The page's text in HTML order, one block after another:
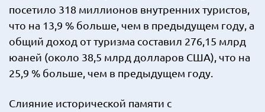
посетило 318 миллионов внутренних туристов,
что на 13,9 % больше, чем в предыдущем году, а
общий доход от туризма составил 276,15 млрд
юаней (около 38,5 млрд долларов США), что на
25,9 % больше, чем в предыдущем году.
Слияние исторической памяти с